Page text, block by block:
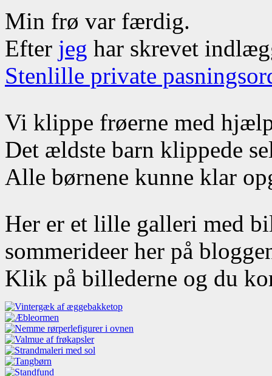
Min frø var færdig.
Efter jeg har skrevet
Stenlille private
Vi klippe frøerne med
Det ældste barn klippede
Alle børnene kunne klar
Her er et lille galleri med
sommerideer her på
Klik på billederne og du